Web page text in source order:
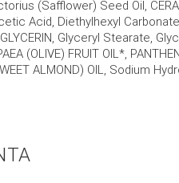
(Safflower) Seed Oil,
Acid, Diethylhexyl
Glyceryl Stearate,
(OLIVE) FRUIT OIL*,
ALMOND) OIL, Sodium